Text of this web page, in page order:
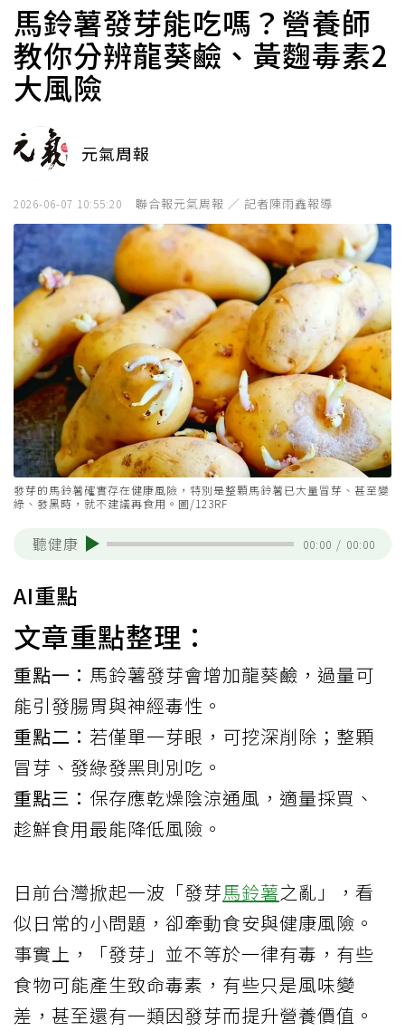
馬鈴薯發芽能吃嗎？營養師
教你分辨龍葵鹼、黃麴毒素2
大風險
元氣周報
2026-06-07 10:55:20 聯合報元氣周報 ／ 記者陳雨鑫報導
發芽的馬鈴薯確實存在健康風險，特別是整顆馬鈴薯已大量冒芽、甚至變
綠、發黑時，就不建議再食用。圖/123RF
聽健康 00:00 / 00:00
AI重點
文章重點整理：
重點一： 馬鈴薯發芽會增加龍葵鹼，過量可
能引發腸胃與神經毒性。
重點二： 若僅單一芽眼，可挖深削除；整顆
冒芽、發綠發黑則別吃。
重點三： 保存應乾燥陰涼通風，適量採買、
趁鮮食用最能降低風險。
日前台灣掀起一波「發芽馬鈴薯之亂」，看
似日常的小問題，卻牽動食安與健康風險。
事實上，「發芽」並不等於一律有毒，有些
食物可能產生致命毒素，有些只是風味變
差，甚至還有一類因發芽而提升營養價值。